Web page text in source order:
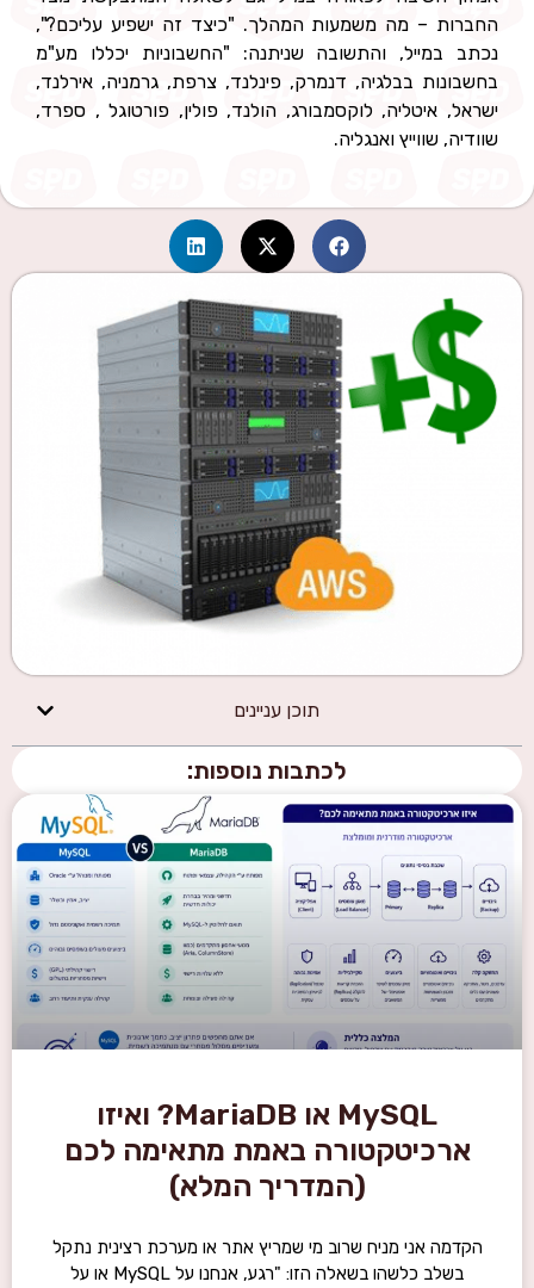
החברות – מה משמעות המהלך. "כיצד זה ישפיע עליכם?",
נכתב במייל, והתשובה שניתנה: "החשבוניות יכללו מע"מ
בחשבונות בבלגיה, דנמרק, פינלנד, צרפת, גרמניה, אירלנד,
ישראל, איטליה, לוקסמבורג, הולנד, פולין, פורטוגל , ספרד,
שוודיה, שווייץ ואנגליה.
תוכן עניינים
לכתבות נוספות:
MySQL או MariaDB? ואיזו
ארכיטקטורה באמת מתאימה לכם
(המדריך המלא)
הקדמה אני מניח שרוב מי שמריץ אתר או מערכת רצינית נתקל
בשלב כלשהו בשאלה הזו: "רגע, אנחנו על MySQL או על